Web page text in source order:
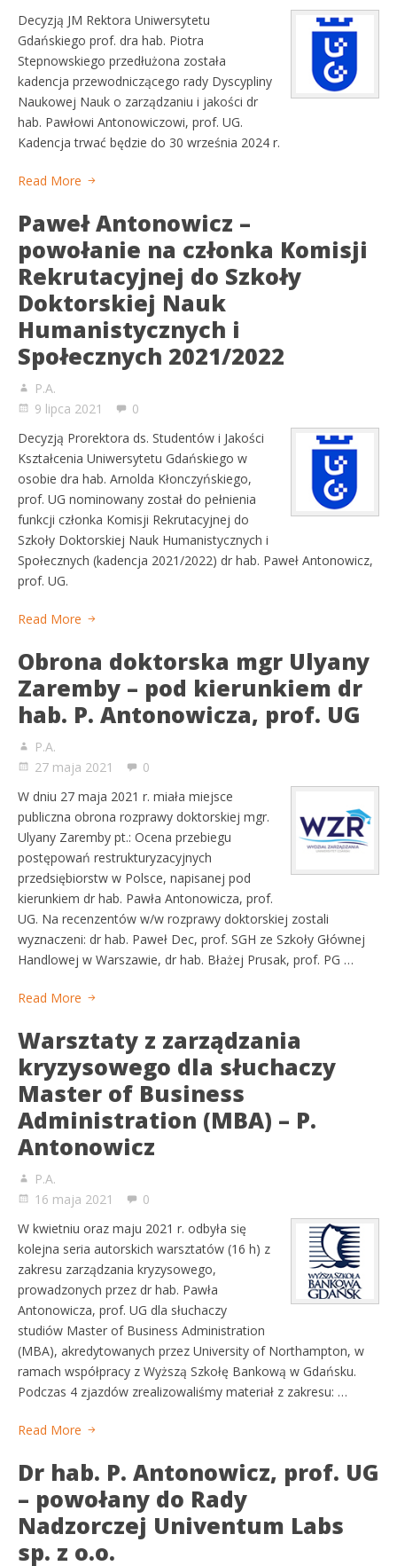
Decyzją JM Rektora Uniwersytetu
Gdańskiego prof. dra hab. Piotra
Stepnowskiego przedłużona została
kadencja przewodniczącego rady Dyscypliny
Naukowej Nauk o zarządzaniu i jakości dr
hab. Pawłowi Antonowiczowi, prof. UG.
Kadencja trwać będzie do 30 września 2024 r.
Read More
Paweł Antonowicz –
powołanie na członka Komisji
Rekrutacyjnej do Szkoły
Doktorskiej Nauk
Humanistycznych i
Społecznych 2021/2022
P.A.
9 lipca 2021
0
Decyzją Prorektora ds. Studentów i Jakości
Kształcenia Uniwersytetu Gdańskiego w
osobie dra hab. Arnolda Kłonczyńskiego,
prof. UG nominowany został do pełnienia
funkcji członka Komisji Rekrutacyjnej do
Szkoły Doktorskiej Nauk Humanistycznych i
Społecznych (kadencja 2021/2022) dr hab. Paweł Antonowicz,
prof. UG.
Read More
Obrona doktorska mgr Ulyany
Zaremby – pod kierunkiem dr
hab. P. Antonowicza, prof. UG
P.A.
27 maja 2021
0
W dniu 27 maja 2021 r. miała miejsce
publiczna obrona rozprawy doktorskiej mgr.
Ulyany Zaremby pt.: Ocena przebiegu
postępowań restrukturyzacyjnych
przedsiębiorstw w Polsce, napisanej pod
kierunkiem dr hab. Pawła Antonowicza, prof.
UG. Na recenzentów w/w rozprawy doktorskiej zostali
wyznaczeni: dr hab. Paweł Dec, prof. SGH ze Szkoły Głównej
Handlowej w Warszawie, dr hab. Błażej Prusak, prof. PG …
Read More
Warsztaty z zarządzania
kryzysowego dla słuchaczy
Master of Business
Administration (MBA) – P.
Antonowicz
P.A.
16 maja 2021
0
W kwietniu oraz maju 2021 r. odbyła się
kolejna seria autorskich warsztatów (16 h) z
zakresu zarządzania kryzysowego,
prowadzonych przez dr hab. Pawła
Antonowicza, prof. UG dla słuchaczy
studiów Master of Business Administration
(MBA), akredytowanych przez University of Northampton, w
ramach współpracy z Wyższą Szkołę Bankową w Gdańsku.
Podczas 4 zjazdów zrealizowaliśmy materiał z zakresu: …
Read More
Dr hab. P. Antonowicz, prof. UG
– powołany do Rady
Nadzorczej Univentum Labs
sp. z o.o.